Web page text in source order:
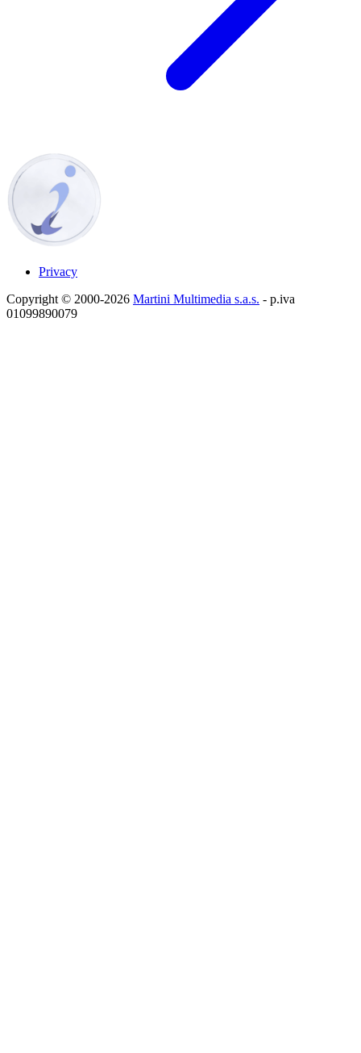
Privacy
Copyright © 2000-2026 Martini Multimedia s.a.s. - p.iva
01099890079